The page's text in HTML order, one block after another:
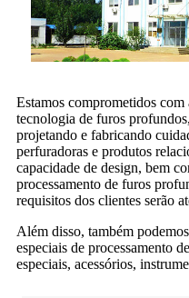
Estamos comprometidos
tecnologia de furos
projetando e fabricando
perfuradoras e produtos
capacidade de design, bem
processamento de furos
requisitos dos clientes serão
Além disso, também
especiais de processamento
especiais, acessórios,